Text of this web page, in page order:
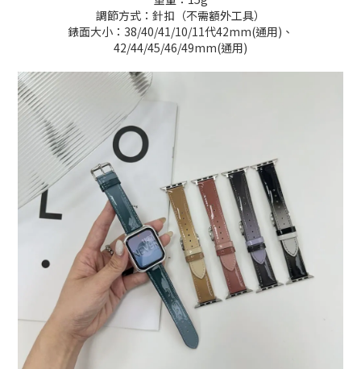
調節方式：針扣（不需額外工具）
錶面大小：38/40/41/10/11代42mm(通用)、
42/44/45/46/49mm(通用)